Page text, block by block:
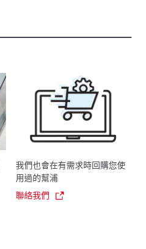
我們也會在有需求時回購您使
用過的幫浦
聯絡我們